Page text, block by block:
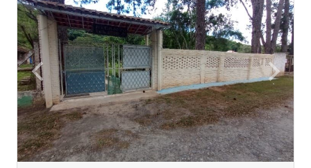
‹Previous ›
Next